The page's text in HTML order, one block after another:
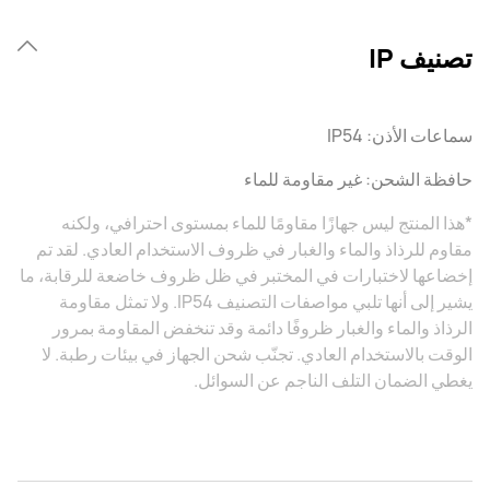
تصنيف IP
سماعات الأذن: IP54
حافظة الشحن: غير مقاومة للماء
*هذا المنتج ليس جهازًا مقاومًا للماء بمستوى احترافي، ولكنه
مقاوم للرذاذ والماء والغبار في ظروف الاستخدام العادي. لقد تم
إخضاعها لاختبارات في المختبر في ظل ظروف خاضعة للرقابة، ما
يشير إلى أنها تلبي مواصفات التصنيف IP54. ولا تمثل مقاومة
الرذاذ والماء والغبار ظروفًا دائمة وقد تنخفض المقاومة بمرور
الوقت بالاستخدام العادي. تجنّب شحن الجهاز في بيئات رطبة. لا
يغطي الضمان التلف الناجم عن السوائل.